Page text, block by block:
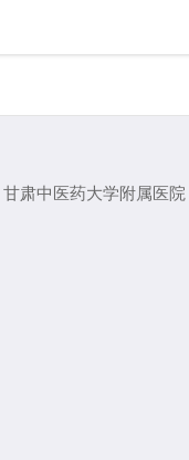
甘肃中医药大学附属医院